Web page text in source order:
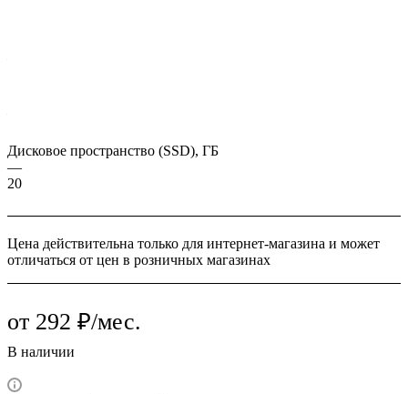
Дисковое пространство (SSD), ГБ
—
20
Цена действительна только для интернет-магазина и может
отличаться от цен в розничных магазинах
от 292 ₽/мес.
В наличии